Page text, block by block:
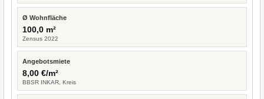
Ø Wohnfläche
100,0 m²
Zensus 2022
Angebotsmiete
8,00 €/m²
BBSR INKAR, Kreis